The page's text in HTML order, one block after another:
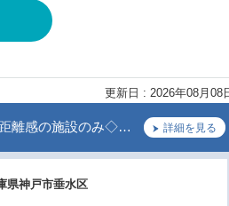
更新日 : 2026年08月08
距離感の施設のみ◇… 詳細を見る
県神戸市垂水区